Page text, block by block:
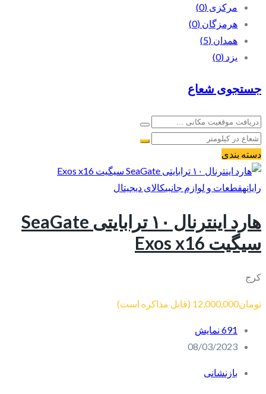
مرکزی (0)
هرمزگان (0)
همدان (5)
یزد (0)
جستجوی شعاع
دسته بندی
رایانهقطعات و لوازم جانبیکالای دیجیتال
هارد اینترنال ۱۰ ترابایتی SeaGate
سیگیت Exos x16
کرج
تومان12,000,000 (قابل مذاکره است)
691 نمایش
08/03/2023
بازنشانی